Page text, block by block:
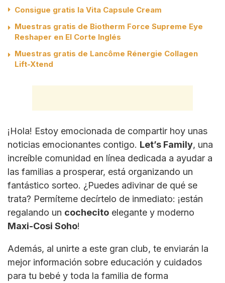
Consigue gratis la Vita Capsule Cream
Muestras gratis de Biotherm Force Supreme Eye
Reshaper en El Corte Inglés
Muestras gratis de Lancôme Rénergie Collagen
Lift-Xtend
¡Hola! Estoy emocionada de compartir hoy unas
noticias emocionantes contigo. Let’s Family, una
increíble comunidad en línea dedicada a ayudar a
las familias a prosperar, está organizando un
fantástico sorteo. ¿Puedes adivinar de qué se
trata? Permíteme decírtelo de inmediato: ¡están
regalando un cochecito elegante y moderno
Maxi-Cosi Soho!
Además, al unirte a este gran club, te enviarán la
mejor información sobre educación y cuidados
para tu bebé y toda la familia de forma